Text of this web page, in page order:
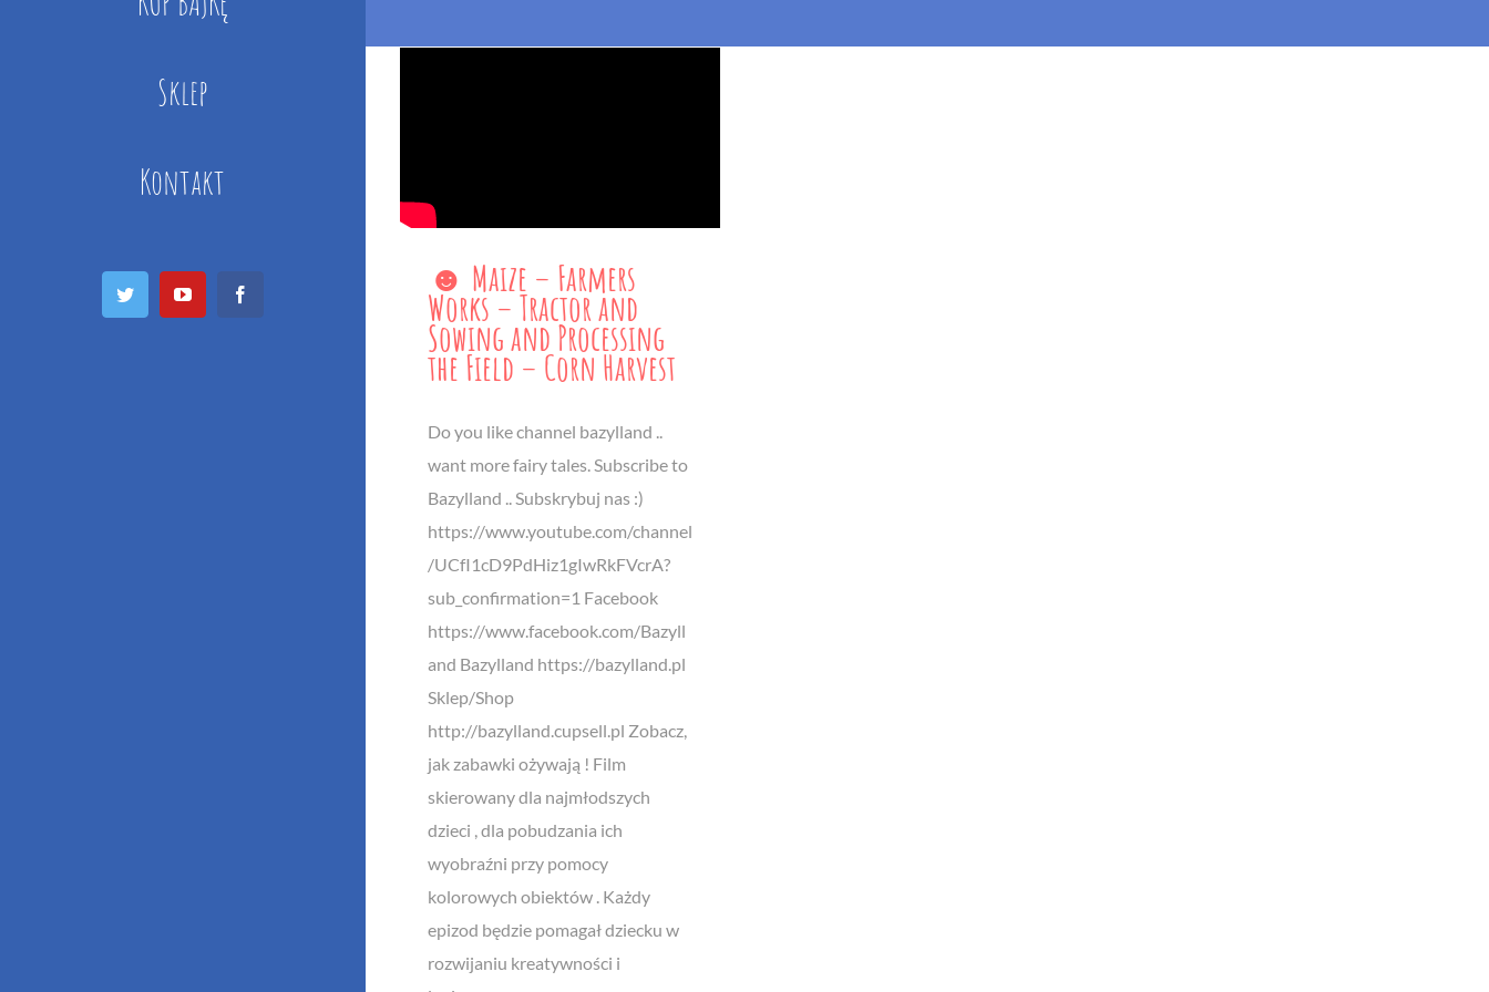
Sklep
Kontakt
Twitter YouTube ☻ Maize – Farmers
Works – Tractor and
Sowing and Processing
the Field – Corn Harvest
Do you like channel bazylland ..
want more fairy tales. Subscribe to
Bazylland .. Subskrybuj nas :)
https://www.youtube.com/channel
/UCfI1cD9PdHiz1gIwRkFVcrA?
sub_confirmation=1 Facebook
https://www.facebook.com/Bazyll
and Bazylland https://bazylland.pl
Sklep/Shop
http://bazylland.cupsell.pl Zobacz,
jak zabawki ożywają ! Film
skierowany dla najmłodszych
dzieci , dla pobudzania ich
wyobraźni przy pomocy
kolorowych obiektów . Każdy
epizod będzie pomagał dziecku w
rozwijaniu kreatywności i